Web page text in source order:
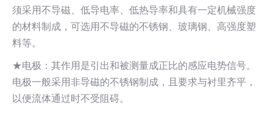
须采用不导磁、低导电率、低热导率和具有一定机械强度
的材料制成，可选用不导磁的不锈钢、玻璃钢、高强度塑
料等。
★电极：其作用是引出和被测量成正比的感应电势信号。
电极一般采用非导磁的不锈钢制成，且要求与衬里齐平，
以便流体通过时不受阻碍。